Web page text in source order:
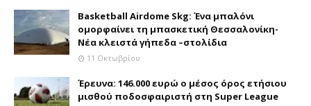
Basketball Airdome Skg: Ένα μπαλόνι
ομορφαίνει τη μπασκετική Θεσσαλονίκη-
Νέα κλειστά γήπεδα –στολίδια
11 Οκτωβρίου
Έρευνα: 146.000 ευρώ ο μέσος όρος ετήσιου
μισθού ποδοσφαιριστή στη Super League